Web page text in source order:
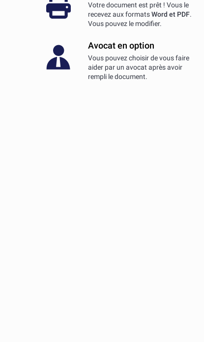
Votre document est prêt ! Vous le
recevez aux formatsWord et PDF.
Vous pouvez le modifier.
Avocat en option
Vous pouvez choisir de vous faire
aider par un avocat après avoir
rempli le document.